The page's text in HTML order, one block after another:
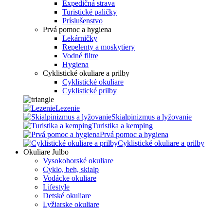
Expedičná strava
Turistické paličky
Príslušenstvo
Prvá pomoc a hygiena
Lekárničky
Repelenty a moskytiery
Vodné filtre
Hygiena
Cyklistické okuliare a prilby
Cyklistické okuliare
Cyklistické prilby
Lezenie
Skialpinizmus a lyžovanie
Turistika a kemping
Prvá pomoc a hygiena
Cyklistické okuliare a prilby
Okuliare Julbo
Vysokohorské okuliare
Cyklo, beh, skialp
Vodácke okuliare
Lifestyle
Detské okuliare
Lyžiarske okuliare